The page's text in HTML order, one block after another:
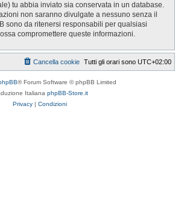
tu abbia inviato sia conservata in un database.
non saranno divulgate a nessuno senza il
sono da ritenersi responsabili per qualsiasi
compromettere queste informazioni.
Tutti gli orari sono UTC+02:00
Cancella cookie
® Forum Software © phpBB Limited
Italiana phpBB-Store.it
Privacy | Condizioni